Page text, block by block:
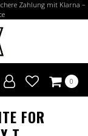
Zahlung mit Klarna –
0
FOR